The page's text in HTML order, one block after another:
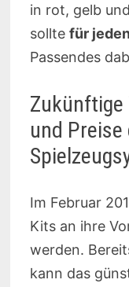
in rot, gelb
sollte für
Passendes
und Preise
Im Februar
Kits an ihre
werden.
kann das